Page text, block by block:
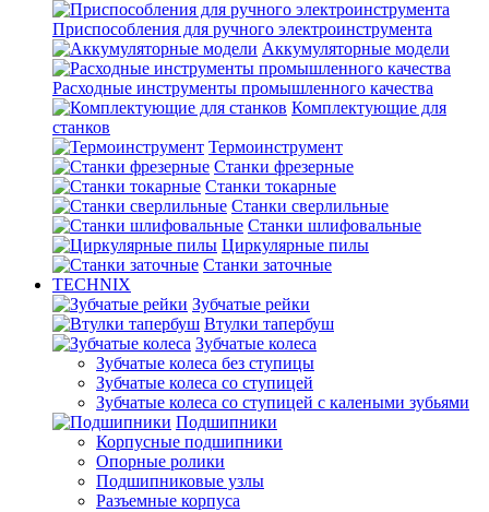
Приспособления для ручного электроинструмента
Аккумуляторные модели
Расходные инструменты промышленного качества
Комплектующие для
станков
Термоинструмент
Станки фрезерные
Станки токарные
Станки сверлильные
Станки шлифовальные
Циркулярные пилы
Станки заточные
TECHNIX
Зубчатые рейки
Втулки тапербуш
Зубчатые колеса
Зубчатые колеса без ступицы
Зубчатые колеса со ступицей
Зубчатые колеса со ступицей с калеными зубьями
Подшипники
Корпусные подшипники
Опорные ролики
Подшипниковые узлы
Разъемные корпуса